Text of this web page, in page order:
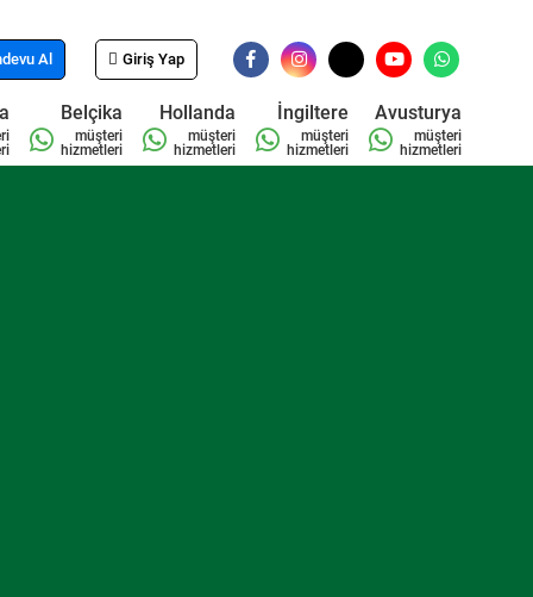
Al Giriş Yap
Belçika
müşteri
hizmetleri
Hollanda
müşteri
hizmetleri
İngiltere
müşteri
hizmetleri
Avusturya
müşteri
hizmetleri